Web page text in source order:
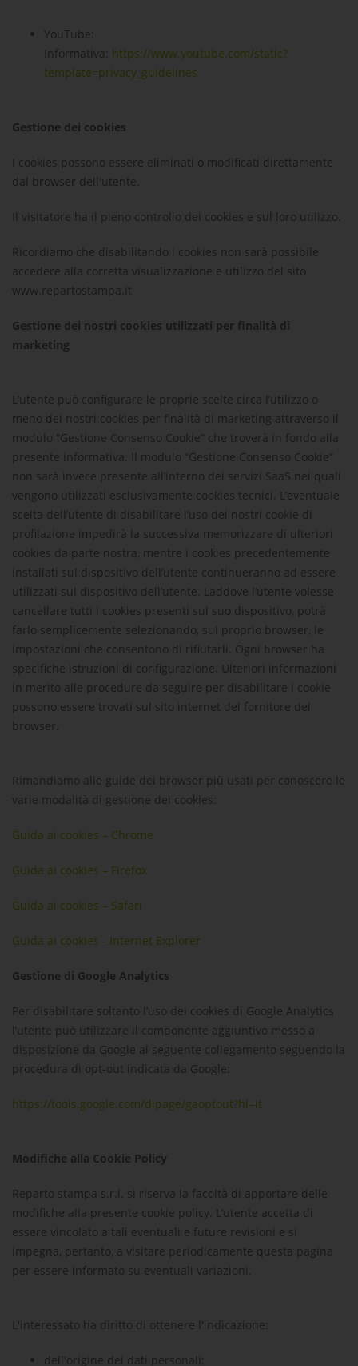
YouTube
Informativa: https://www.youtube.com/static?
template=privacy_guidelines
Gestione dei cookies
I cookies possono essere eliminati o modificati direttamente
dal browser dell'utente.
Il visitatore ha il pieno controllo dei cookies e sul loro utilizzo.
Ricordiamo che disabilitando i cookies non sarà possibile
accedere alla corretta visualizzazione e utilizzo del sito
www.repartostampa.it
Gestione dei nostri cookies utilizzati per finalità di
marketing
L’utente può configurare le proprie scelte circa l’utilizzo o
meno dei nostri cookies per finalità di marketing attraverso il
modulo “Gestione Consenso Cookie” che troverà in fondo alla
presente informativa. Il modulo “Gestione Consenso Cookie”
non sarà invece presente all’interno dei servizi SaaS nei quali
vengono utilizzati esclusivamente cookies tecnici. L’eventuale
scelta dell’utente di disabilitare l’uso dei nostri cookie di
profilazione impedirà la successiva memorizzare di ulteriori
cookies da parte nostra, mentre i cookies precedentemente
installati sul dispositivo dell’utente continueranno ad essere
utilizzati sul dispositivo dell’utente. Laddove l’utente volesse
cancellare tutti i cookies presenti sul suo dispositivo, potrà
farlo semplicemente selezionando, sul proprio browser, le
impostazioni che consentono di rifiutarli. Ogni browser ha
specifiche istruzioni di configurazione. Ulteriori informazioni
in merito alle procedure da seguire per disabilitare i cookie
possono essere trovati sul sito internet del fornitore del
browser.
Rimandiamo alle guide dei browser più usati per conoscere le
varie modalità di gestione dei cookies:
Guida ai cookies – Chrome
Guida ai cookies – Firefox
Guida ai cookies – Safari
Guida ai cookies - Internet Explorer
Gestione di Google Analytics
Per disabilitare soltanto l’uso dei cookies di Google Analytics
l’utente può utilizzare il componente aggiuntivo messo a
disposizione da Google al seguente collegamento seguendo la
procedura di opt-out indicata da Google:
https://tools.google.com/dlpage/gaoptout?hl=it
Modifiche alla Cookie Policy
Reparto stampa s.r.l. si riserva la facoltà di apportare delle
modifiche alla presente cookie policy . L’utente accetta di
essere vincolato a tali eventuali e future revisioni e si
impegna, pertanto, a visitare periodicamente questa pagina
per essere informato su eventuali variazioni.
L'interessato ha diritto di ottenere l'indicazione:
dell'origine dei dati personali;